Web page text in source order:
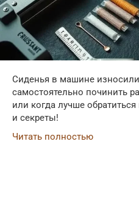
Сиденья в машине
самостоятельно починить
или когда лучше
и секреты!
Читать полностью